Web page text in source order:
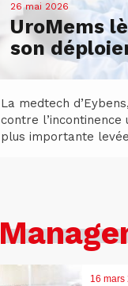
26 mai 2026
UroMems
son
La medtech
contre
plus importante
16 mars